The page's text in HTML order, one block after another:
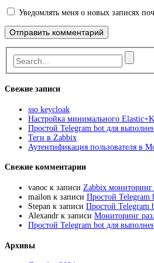
Уведомлять меня о новых записях
Свежие записи
sso keycloak
Настройка минимального
Простой Telegram bot для
Теги в Zabbix
Аутентификация пользователя в
Свежие комментарии
vanoc к записи Zabbix
mailon к записи Простой Telegram
Stepan к записи Простой Telegram
Alexandr к записи Мониторинг
Простой Telegram bot для
Архивы